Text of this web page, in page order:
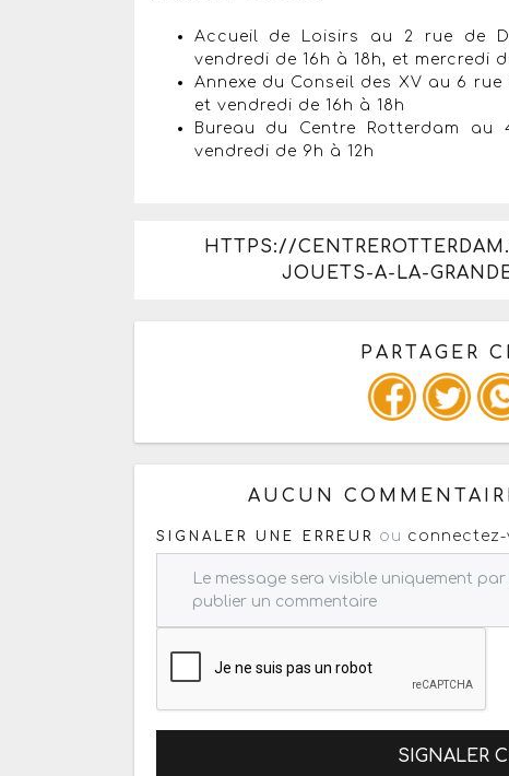
Accueil de Loisirs au 2 rue de
vendredi de 16h à 18h, et mercredi
Annexe du Conseil des XV au 6
et vendredi de 16h à 18h
Bureau du Centre Rotterdam
vendredi de 9h à 12h
HTTPS://
JOUETS-A-LA-
PARTAGER
Copiez les infos ci-dessous
AUCUN
SIGNALER UNE ERREUR ou connectez-
SIGNALER